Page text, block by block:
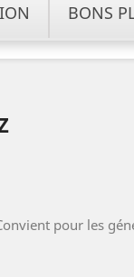
BONS
pour les